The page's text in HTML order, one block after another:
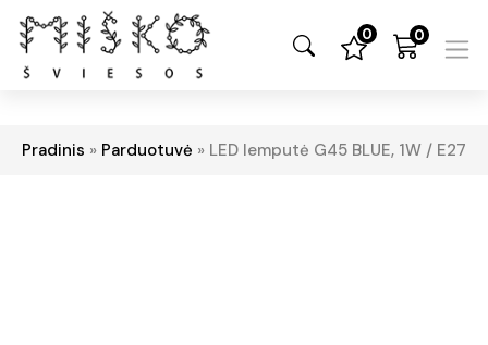
0 0
Pradinis » Parduotuvė » LED lemputė G45 BLUE, 1W / E27